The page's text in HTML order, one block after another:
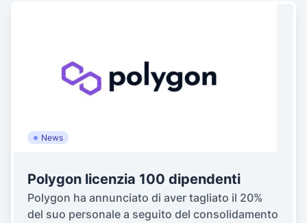
News
Polygon licenzia 100 dipendenti
Polygon ha annunciato di aver tagliato il 20%
del suo personale a seguito del consolidamento